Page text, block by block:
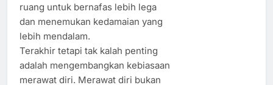
ruang untuk bernafas lebih lega
dan menemukan kedamaian yang
lebih mendalam.
Terakhir tetapi tak kalah penting
adalah mengembangkan kebiasaan
merawat diri. Merawat diri bukan